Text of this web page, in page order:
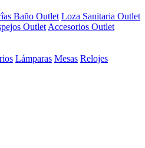
Baño Outlet Loza Sanitaria Outlet
Outlet Accesorios Outlet
Lámparas Mesas Relojes